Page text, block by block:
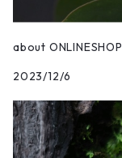
about ONLINESHOP
2023/12/6